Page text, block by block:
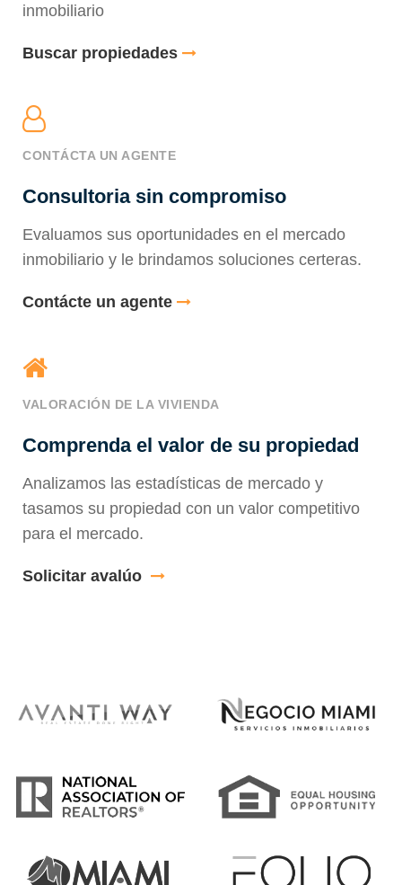
inmobiliario
Buscar propiedades
CONTÁCTA UN AGENTE
Consultoria sin compromiso
Evaluamos sus oportunidades en el mercado
inmobiliario y le brindamos soluciones certeras.
Contácte un agente
VALORACIÓN DE LA VIVIENDA
Comprenda el valor de su propiedad
Analizamos las estadísticas de mercado y
tasamos su propiedad con un valor competitivo
para el mercado.
Solicitar avalúo